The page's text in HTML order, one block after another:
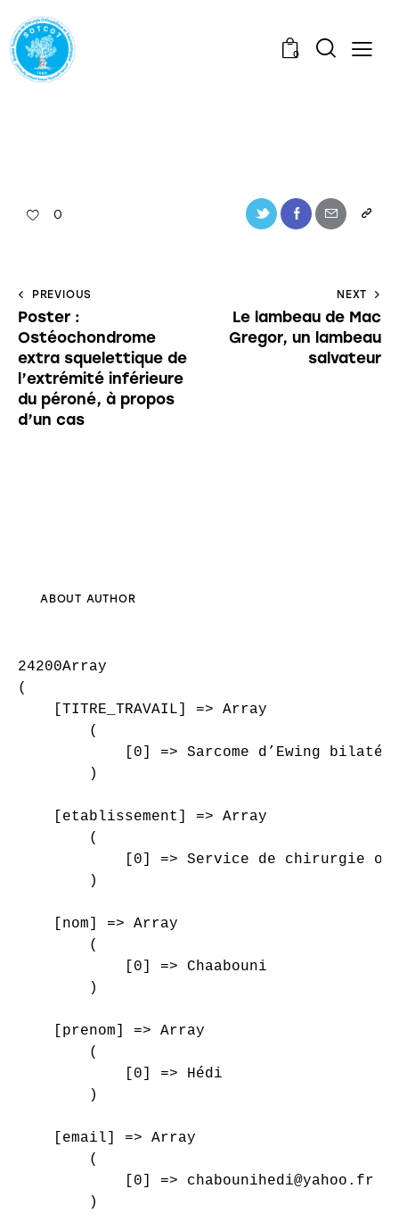
0
0
PREVIOUS
Poster :
Ostéochondrome
extra squelettique de
l’extrémité inférieure
du péroné, à propos
d’un cas
NEXT
Le lambeau de Mac
Gregor, un lambeau
salvateur
ABOUT AUTHOR
24200Array
(
    [TITRE_TRAVAIL] => Array
        (
[0] => Sarcome d’Ewing
        )
    [etablissement] => Array
        (
[0] => Service de chirurgie
        )
    [nom] => Array
        (
            [0] => Chaabouni
        )
    [prenom] => Array
        (
            [0] => Hédi
        )
    [email] => Array
        (
            [0] => chabounihedi@yahoo.fr
        )